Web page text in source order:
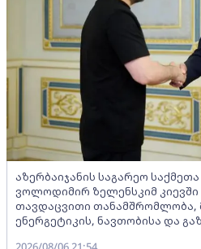
აზერბაიჯანის საგარეო
ვოლოდიმირ ზელენსკიმ კიევში
თავდაცვითი თანამშრომლობა,
ენერგეტიკის, ნავთობისა და